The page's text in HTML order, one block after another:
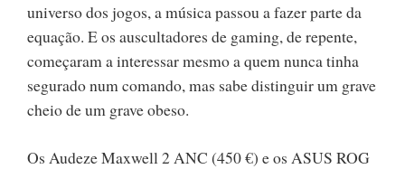
universo dos jogos, a música passou a fazer parte da
equação. E os auscultadores de gaming, de repente,
começaram a interessar mesmo a quem nunca tinha
segurado num comando, mas sabe distinguir um grave
cheio de um grave obeso.
Os Audeze Maxwell 2 ANC (450 €) e os ASUS ROG